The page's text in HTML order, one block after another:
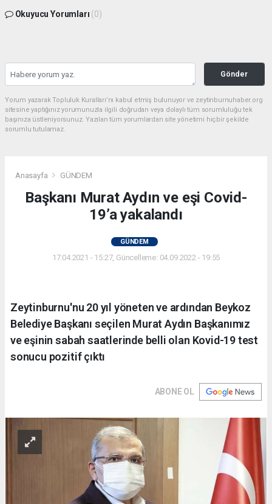
Okuyucu Yorumları (0)
Gönder
Yorum yazarak Topluluk Kuralları’nı kabul etmiş bulunuyor ve zeytinburnuhaber.org
sitesine yaptığınız yorumunuzla ilgili doğrudan veya dolaylı tüm sorumluluğu tek
başınıza üstleniyorsunuz. Yazılan tüm yorumlardan site yönetimi hiçbir şekilde
sorumlu tutulamaz.
Anasayfa GÜNDEM
Başkanı Murat Aydın ve eşi Covid-
19’a yakalandı
GÜNDEM
17.04.2021 - 15:27, Güncelleme: 04.09.2022 - 19:55
Zeytinburnu'nu 20 yıl yöneten ve ardından Beykoz
Belediye Başkanı seçilen Murat Aydın Başkanımız
ve eşinin sabah saatlerinde belli olan Kovid-19 test
sonucu pozitif çıktı
ABONE OL